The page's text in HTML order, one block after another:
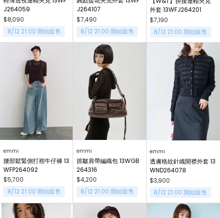
J264059
$8,090
8/12 21:00 開始販售
J264107
$7,490
8/12 21:00 開始販售
外套 13WFJ264201
$7,190
8/12 21:00 開始販售
emmi
腰部鬆緊側打褶牛仔褲 13
WFP264092
$5,700
8/12 21:00 開始販售
emmi
抓皺肩帶編織包 13WGB
264316
$4,200
8/12 21:00 開始販售
emmi
透膚格紋針織開襟外套 13
WND264078
$3,900
8/12 21:00 開始販售